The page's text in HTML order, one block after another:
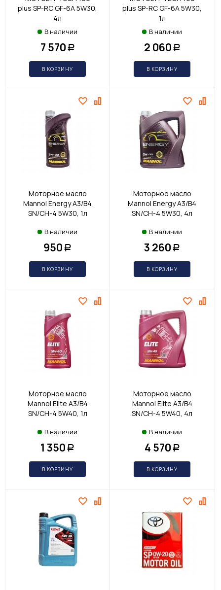
plus SP-RC GF-6A 5W30,
4л
В наличии
7 570 Р
В КОРЗИНУ
plus SP-RC GF-6A 5W30,
1л
В наличии
2 060 Р
В КОРЗИНУ
Моторное масло
Mannol Energy A3/B4
SN/CH-4 5W30, 1л
В наличии
950 Р
В КОРЗИНУ
Моторное масло
Mannol Energy A3/B4
SN/CH-4 5W30, 4л
В наличии
3 260 Р
В КОРЗИНУ
Моторное масло
Mannol Elite A3/B4
SN/CH-4 5W40, 1л
В наличии
1 350 Р
В КОРЗИНУ
Моторное масло
Mannol Elite A3/B4
SN/CH-4 5W40, 4л
В наличии
4 570 Р
В КОРЗИНУ